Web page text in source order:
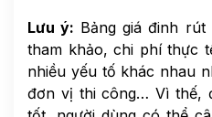
Lưu ý: Bảng giá đinh
tham khảo, chi phí thực
nhiều yếu tố khác nhau
đơn vị thi công… Vì thế,